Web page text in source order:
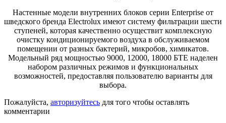
Настенные модели внутренних блоков серии Enterprise от
шведского бренда Electrolux имеют систему фильтрации шести
ступеней, которая качественно осуществит комплексную
очистку кондиционируемого воздуха в обслуживаемом
помещении от разных бактерий, микробов, химикатов.
Модельный ряд мощностью 9000, 12000, 18000 БТЕ наделен
набором различных режимов и функциональных
возможностей, предоставляя пользователю варианты для
выбора.
Пожалуйста, авторизуйтесь для того чтобы оставлять
комментарии